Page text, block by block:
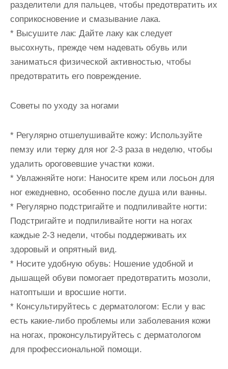
разделители для пальцев, чтобы предотвратить их
соприкосновение и смазывание лака.
* Высушите лак: Дайте лаку как следует
высохнуть, прежде чем надевать обувь или
заниматься физической активностью, чтобы
предотвратить его повреждение.
Советы по уходу за ногами
* Регулярно отшелушивайте кожу: Используйте
пемзу или терку для ног 2-3 раза в неделю, чтобы
удалить ороговевшие участки кожи.
* Увлажняйте ноги: Наносите крем или лосьон для
ног ежедневно, особенно после душа или ванны.
* Регулярно подстригайте и подпиливайте ногти:
Подстригайте и подпиливайте ногти на ногах
каждые 2-3 недели, чтобы поддерживать их
здоровый и опрятный вид.
* Носите удобную обувь: Ношение удобной и
дышащей обуви помогает предотвратить мозоли,
натоптыши и вросшие ногти.
* Консультируйтесь с дерматологом: Если у вас
есть какие-либо проблемы или заболевания кожи
на ногах, проконсультируйтесь с дерматологом
для профессиональной помощи.